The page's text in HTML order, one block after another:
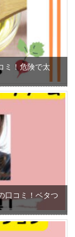
ミ！危険で太
口コミ！ベタつ